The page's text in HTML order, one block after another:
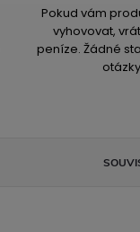
Pokud vám
vyhovovat,
peníze. Žádné